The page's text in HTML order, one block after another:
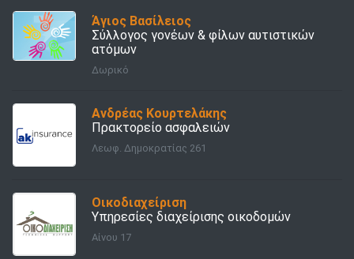
Άγιος Βασίλειος
Σύλλογος γονέων & φίλων αυτιστικών
ατόμων
Δωρικό
Ανδρέας Κουρτελάκης
Πρακτορείο ασφαλειών
Λεωφ. Δημοκρατίας 261
Οικοδιαχείριση
Υπηρεσίες διαχείρισης οικοδομών
Αίνου 17